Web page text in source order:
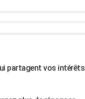
partagent vos intérêts